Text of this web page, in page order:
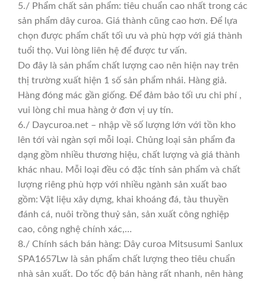
5./ Phẩm chất sản phẩm: tiêu chuẩn cao nhất trong các
sản phẩm dây curoa. Giá thành cũng cao hơn. Để lựa
chọn được phẩm chất tối ưu và phù hợp với giá thành
tuổi thọ. Vui lòng liên hệ để được tư vấn.
Do đây là sản phẩm chất lượng cao nên hiện nay trên
thị trường xuất hiện 1 số sản phẩm nhái. Hàng giả.
Hàng đóng mác gần giống. Để đảm bảo tối ưu chi phí ,
vui lòng chỉ mua hàng ở đơn vị uy tín.
6./ Daycuroa.net – nhập về số lượng lớn với tồn kho
lên tới vài ngàn sợi mỗi loại. Chủng loại sản phẩm đa
dạng gồm nhiều thương hiệu, chất lượng và giá thành
khác nhau. Mỗi loại đều có đặc tính sản phẩm và chất
lượng riêng phù hợp với nhiều ngành sản xuất bao
gồm: Vật liệu xây dựng, khai khoáng đá, tàu thuyền
đánh cá, nuôi trồng thuỷ sản, sản xuất công nghiệp
cao, công nghệ chính xác,…
8./ Chính sách bán hàng: Dây curoa Mitsusumi Sanlux
SPA1657Lw là sản phẩm chất lượng theo tiêu chuẩn
nhà sản xuất. Do tốc độ bán hàng rất nhanh, nên hàng